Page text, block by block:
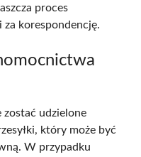
proces
korespondencję.
zostać udzielone
który może być
W przypadku